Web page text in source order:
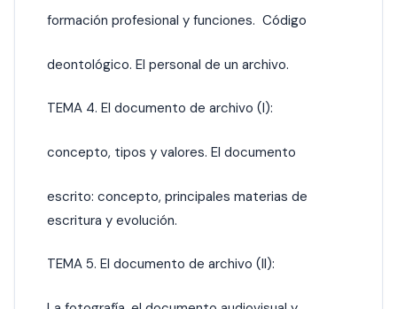
formación profesional y funciones. Código
deontológico. El personal de un archivo.
TEMA 4. El documento de archivo (I):
concepto, tipos y valores. El documento
escrito: concepto, principales materias de
escritura y evolución.
TEMA 5. El documento de archivo (II):